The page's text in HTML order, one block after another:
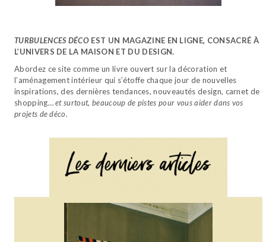
TURBULENCES DÉCO EST UN MAGAZINE EN LIGNE, CONSACRÉ À
L’UNIVERS DE LA MAISON ET DU DESIGN.
Abordez ce site comme un livre ouvert sur la décoration et
l’aménagement intérieur qui s’étoffe chaque jour de nouvelles
inspirations, des dernières tendances, nouveautés design, carnet de
shopping…et surtout, beaucoup de pistes pour vous aider dans vos
projets de déco.